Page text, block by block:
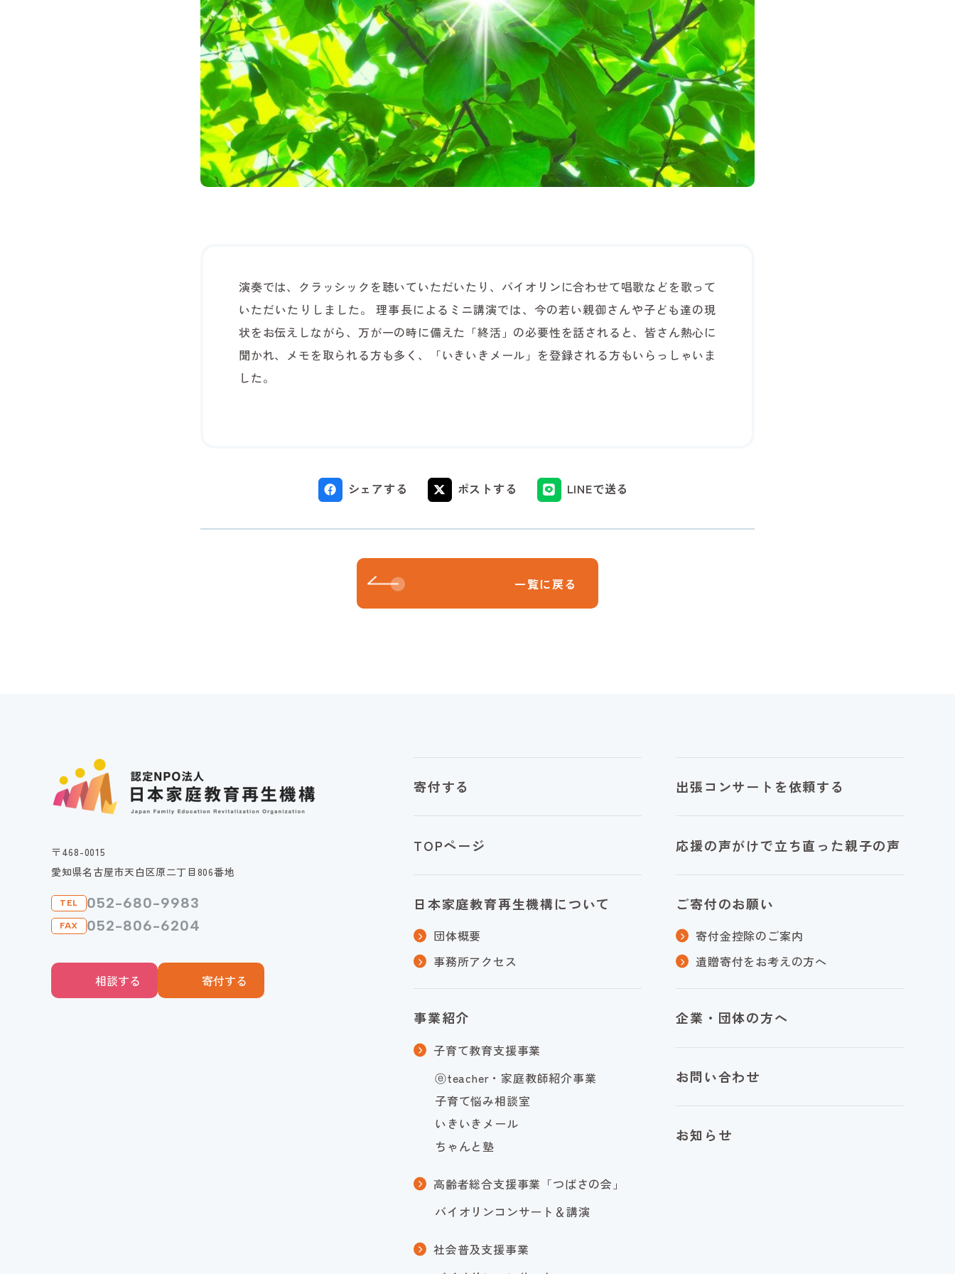
演奏では、クラッシックを聴いていただいたり、バイオリンに合わせて唱歌などを歌って
いただいたりしました。 理事長によるミニ講演では、今の若い親御さんや子ども達の現
状をお伝えしながら、万が一の時に備えた「終活」の必要性を話されると、皆さん熱心に
聞かれ、メモを取られる方も多く、「いきいきメール」を登録される方もいらっしゃいま
した。
シェアする ポストする LINEで送る
一覧に戻る
〒468-0015
愛知県名古屋市天白区原二丁目806番地
TEL 052-680-9983
FAX 052-806-6204
相談する 寄付する
寄付する
TOPページ
日本家庭教育再生機構について
団体概要
事務所アクセス
事業紹介
子育て教育支援事業
ⓔteacher・家庭教師紹介事業
子育て悩み相談室
いきいきメール
ちゃんと塾
高齢者総合支援事業「つばさの会」
バイオリンコンサート＆講演
社会普及支援事業
出張コンサートを依頼する
応援の声がけで立ち直った親子の声
ご寄付のお願い
寄付金控除のご案内
遺贈寄付をお考えの方へ
企業・団体の方へ
お問い合わせ
お知らせ